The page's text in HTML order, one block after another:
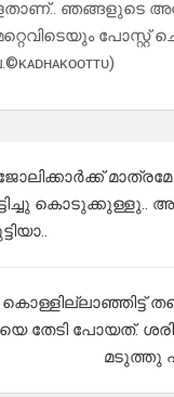
ഞങ്ങളുടെ
പോസ്റ്റ്
കൊടുക്കുള്ളു..
കൊള്ളില്ലാഞ്ഞിട്ട്
തേടി പോയത്.
മടുത്തു